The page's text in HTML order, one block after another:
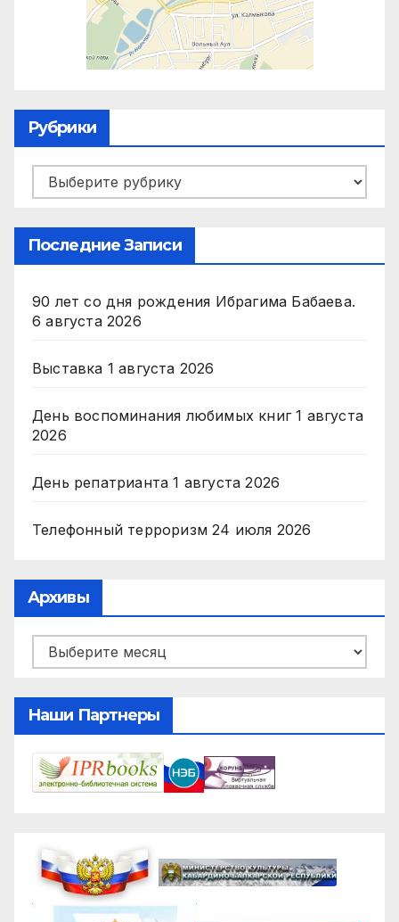
Рубрики
Рубрики
Последние Записи
90 лет со дня рождения Ибрагима Бабаева.
6 августа 2026
Выставка 1 августа 2026
День воспоминания любимых книг 1 августа
2026
День репатрианта 1 августа 2026
Телефонный терроризм 24 июля 2026
Архивы
Архивы
Наши Партнеры